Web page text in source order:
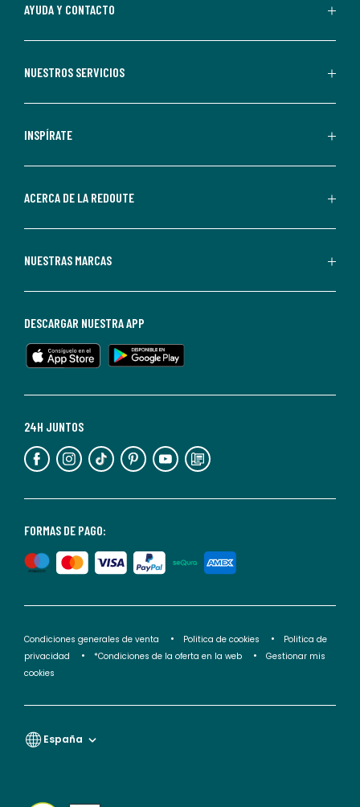
aceptas
comerciales
personalizadas
parte
Redoute.
de
en
cualquier
Para
información,
puedes
nuestra
de
privacidad</2>.
AYUDA Y CONTACTO
NUESTROS SERVICIOS
INSPÍRATE
ACERCA DE LA REDOUTE
NUESTRAS MARCAS
FORMAS DE PAGO:
24H JUNTOS
DESCARGAR NUESTRA APP
Condiciones generales de venta Politica de cookies
Politica de
privacidad
*Condiciones de la oferta en la web
Gestionar mis
cookies
España